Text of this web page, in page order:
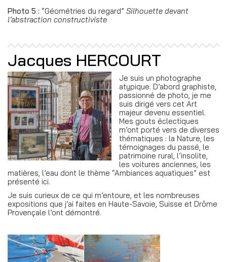
Photo 5 : “Géométries du regard” Silhouette devant
l’abstraction constructiviste
Jacques HERCOURT
Je suis un photographe
atypique. D’abord graphiste,
passionné de photo, je me
suis dirigé vers cet Art
majeur devenu essentiel.
Mes gouts éclectiques
m’ont porté vers de diverses
thématiques : la Nature, les
témoignages du passé, le
patrimoine rural, l’insolite,
les voitures anciennes, les
matières, l’eau dont le thème “Ambiances aquatiques” est
présenté ici.
Je suis curieux de ce qui m’entoure, et les nombreuses
expositions que j’ai faites en Haute-Savoie, Suisse et Drôme
Provençale l’ont démontré.